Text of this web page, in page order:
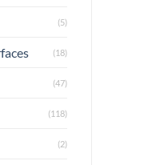
(5)
(18)
(47)
(118)
(2)